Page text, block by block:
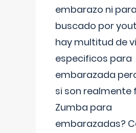
embarazo ni
buscado por
hay multitud de
especificos para
embarazada
si son realmente
Zumba para
embarazadas?